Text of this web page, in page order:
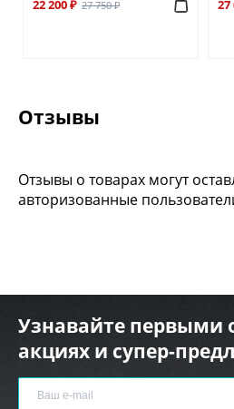
22 200 ₽ 27 750 ₽ 27
Отзывы
Отзывы о товарах могут
авторизованные
Узнавайте первыми
акциях и супер-